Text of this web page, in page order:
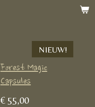
NIEUW!
Forest Magic
Capsules
€ 55,00